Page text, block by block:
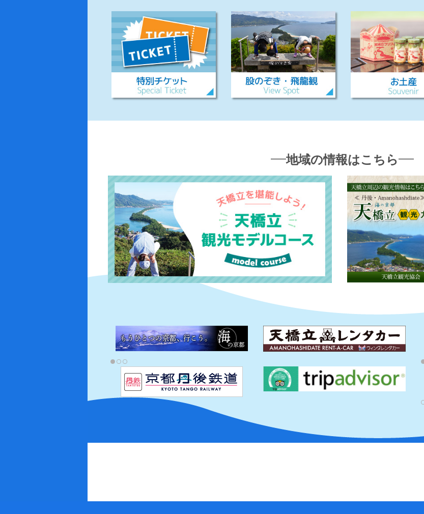
地域の情報はこちら